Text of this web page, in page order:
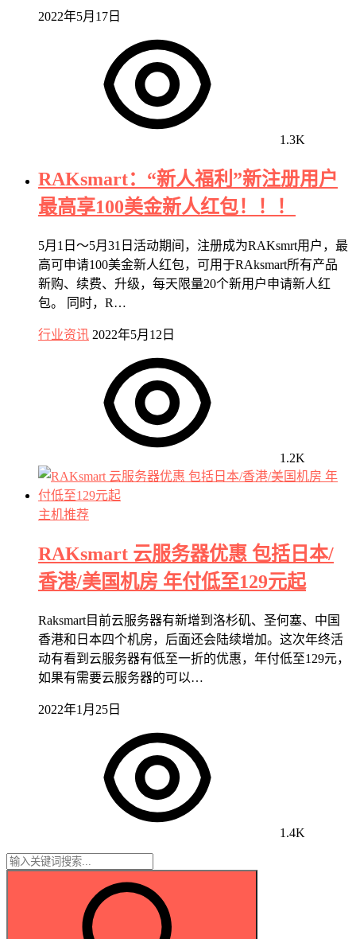
2022年5月17日
1.3K
RAKsmart：“新人福利”新注册用户
最高享100美金新人红包！！！
5月1日～5月31日活动期间，注册成为RAKsmrt用户，最
高可申请100美金新人红包，可用于RAksmart所有产品
新购、续费、升级，每天限量20个新用户申请新人红
包。 同时，R…
行业资讯 2022年5月12日
1.2K
主机推荐
RAKsmart 云服务器优惠 包括日本/
香港/美国机房 年付低至129元起
Raksmart目前云服务器有新增到洛杉矶、圣何塞、中国
香港和日本四个机房，后面还会陆续增加。这次年终活
动有看到云服务器有低至一折的优惠，年付低至129元，
如果有需要云服务器的可以…
2022年1月25日
1.4K